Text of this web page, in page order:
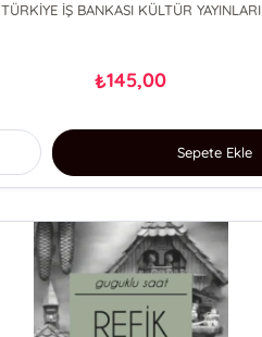
TÜRKİYE İŞ BANKASI KÜLTÜR YAYINLARI
₺145,00
Sepete Ekle